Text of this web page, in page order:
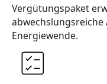
Vergütungspaket
Energiewende.